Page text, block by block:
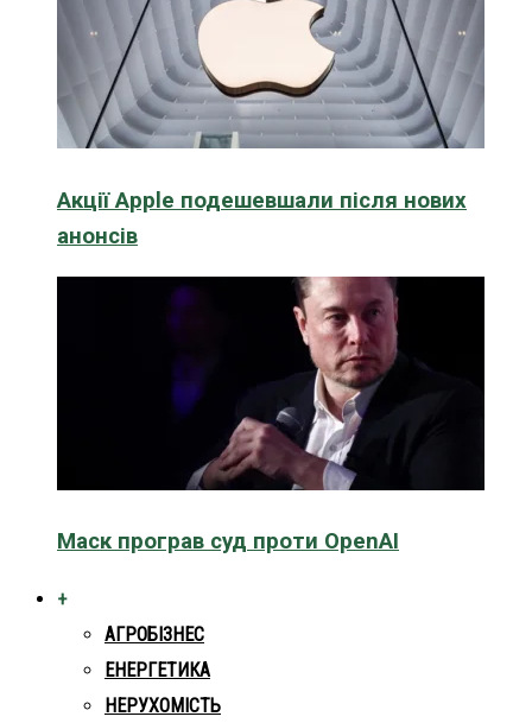
Акції Apple подешевшали після нових
анонсів
Маск програв суд проти OpenAI
+
АГРОБІЗНЕС
ЕНЕРГЕТИКА
НЕРУХОМІСТЬ